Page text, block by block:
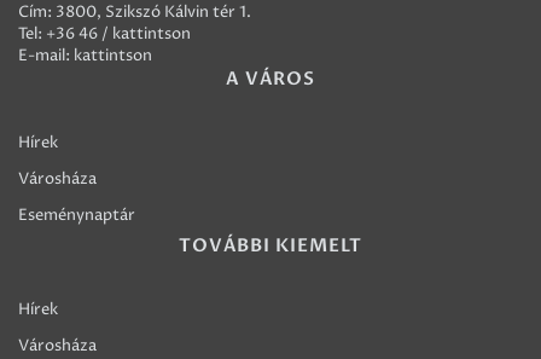
Cím: 3800, Szikszó Kálvin tér 1.
Tel: +36 46 / kattintson
E-mail: kattintson
A VÁROS
Hírek
Városháza
Eseménynaptár
TOVÁBBI KIEMELT
Hírek
Városháza